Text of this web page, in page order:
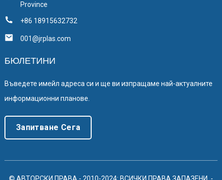
Province
+86 18915632732
001@jrplas.com
БЮЛЕТИНИ
Въведете имейл адреса си и ще ви изпращаме най-актуалните
информационни планове.
Запитване Сега